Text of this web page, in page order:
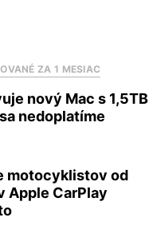
ZA 1 MESIAC
nový Mac s 1,5TB
nedoplatíme
motocyklistov od
Apple CarPlay